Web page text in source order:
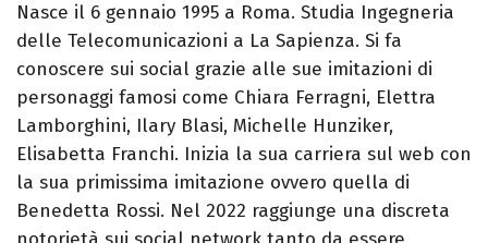
Nasce il 6 gennaio 1995 a Roma. Studia Ingegneria
delle Telecomunicazioni a La Sapienza. Si fa
conoscere sui social grazie alle sue imitazioni di
personaggi famosi come Chiara Ferragni, Elettra
Lamborghini, Ilary Blasi, Michelle Hunziker,
Elisabetta Franchi. Inizia la sua carriera sul web con
la sua primissima imitazione ovvero quella di
Benedetta Rossi. Nel 2022 raggiunge una discreta